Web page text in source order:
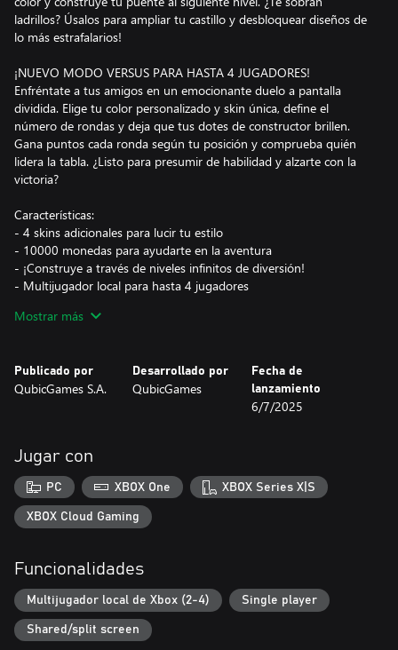
ladrillos? Úsalos para ampliar tu castillo y desbloquear diseños de
lo más estrafalarios!
¡NUEVO MODO VERSUS PARA HASTA 4 JUGADORES!
Enfréntate a tus amigos en un emocionante duelo a pantalla
dividida. Elige tu color personalizado y skin única, define el
número de rondas y deja que tus dotes de constructor brillen.
Gana puntos cada ronda según tu posición y comprueba quién
lidera la tabla. ¿Listo para presumir de habilidad y alzarte con la
victoria?
Características:
- 4 skins adicionales para lucir tu estilo
- 10000 monedas para ayudarte en la aventura
- ¡Construye a través de niveles infinitos de diversión!
- Multijugador local para hasta 4 jugadores
- Expande tu castillo con ladrillos extra
¿Quieres frenar a la competencia? ¡Sin problema! Haz que
tropiecen y adelántalos para reclamar el primer puesto. Revienta
los niveles extra para acumular monedas y úsalas para
Construye, supera y resiste a la competencia—¿quién diría que
construir puentes podía ser tan divertido?
Mostrar más
Publicado por
QubicGames S.A.
Desarrollado por
QubicGames
Fecha de
lanzamiento
6/7/2025
Jugar con
PC XBOX One XBOX Series X|S
XBOX Cloud Gaming
Funcionalidades
Multijugador local de Xbox (2-4) Single player
Shared/split screen